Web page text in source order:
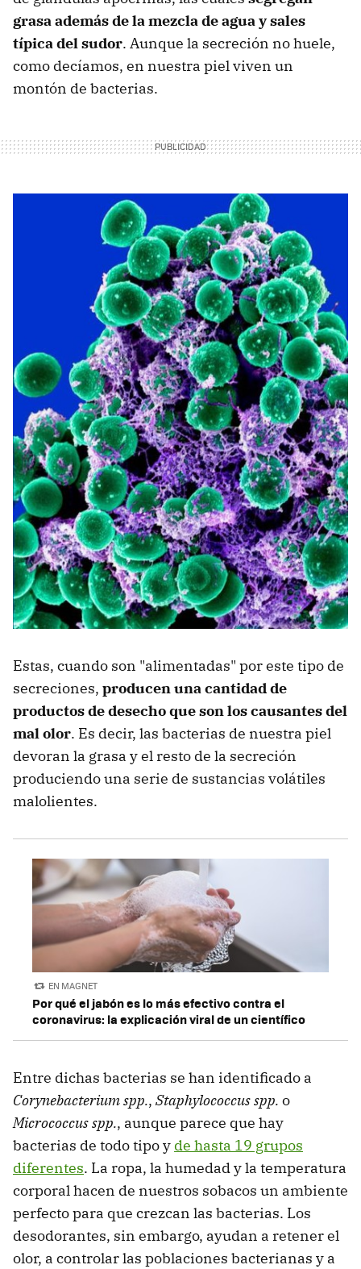
grasa además de la mezcla de agua y sales
típica del sudor. Aunque la secreción no huele,
como decíamos, en nuestra piel viven un
montón de bacterias.
Estas, cuando son "alimentadas" por este tipo de
secreciones, producen una cantidad de
productos de desecho que son los causantes del
mal olor. Es decir, las bacterias de nuestra piel
devoran la grasa y el resto de la secreción
produciendo una serie de sustancias volátiles
malolientes.
EN MAGNET
Por qué el jabón es lo más efectivo contra el
coronavirus: la explicación viral de un científico
Entre dichas bacterias se han identificado a
Corynebacterium spp., Staphylococcus spp. o
Micrococcus spp., aunque parece que hay
bacterias de todo tipo y de hasta 19 grupos
diferentes. La ropa, la humedad y la temperatura
corporal hacen de nuestros sobacos un ambiente
perfecto para que crezcan las bacterias. Los
desodorantes, sin embargo, ayudan a retener el
olor, a controlar las poblaciones bacterianas y a